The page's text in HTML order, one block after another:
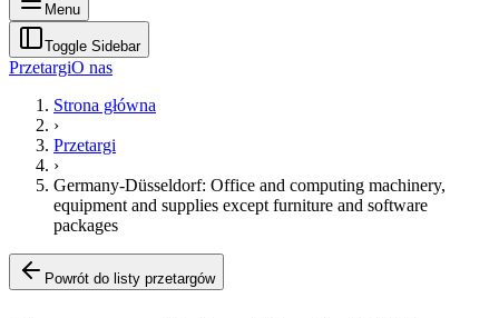
Menu
Toggle Sidebar
PrzetargiO nas
Strona główna
›
Przetargi
›
Germany-Düsseldorf: Office and computing machinery,
equipment and supplies except furniture and software
packages
Powrót do listy przetargów